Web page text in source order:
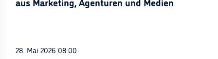
28. Mai 2026 08:00